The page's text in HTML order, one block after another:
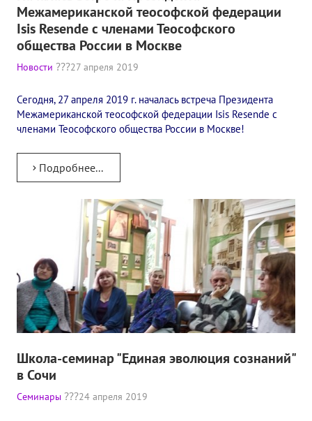
ПОДДЕРЖАТЬ ФОНД
Пожертвовать денежные средства
Стать партнером
КОНТАКТЫ
Межамериканской теософской федерации
Isis Resende с членами Теософского
общества России в Москве
Новости 27 апреля 2019
Сегодня, 27 апреля 2019 г. началась встреча Президента
Межамериканской теософской федерации Isis Resende с
членами Теософского общества России в Москве!
Подробнее...
Школа-семинар "Единая эволюция сознаний"
в Сочи
Семинары 24 апреля 2019